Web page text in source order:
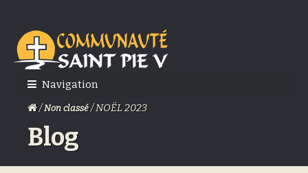
Skip
to
navigation
Skip
to
content
Navigation
/Non classé/ NOËL 2023
Blog